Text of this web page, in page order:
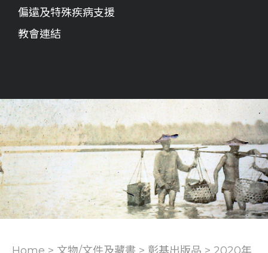
偏遠及特殊疾病支援
教會連結